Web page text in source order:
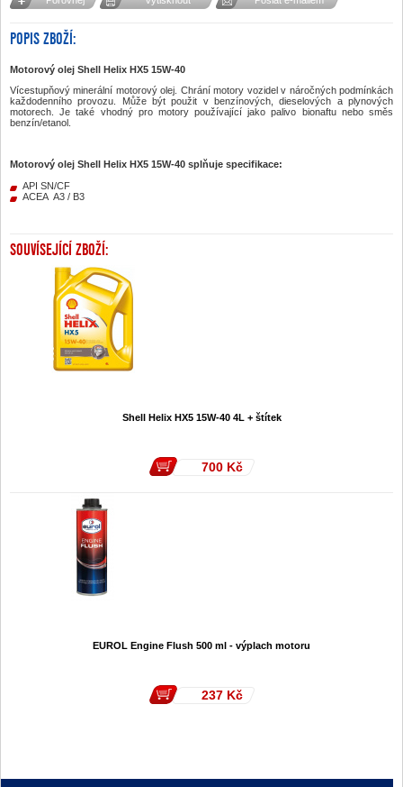
POPIS ZBOŽÍ:
Motorový olej Shell Helix HX5 15W-40
Vícestupňový minerální motorový olej. Chrání motory vozidel v náročných podmínkách
každodenního provozu. Může být použit v benzínových, dieselových a plynových
motorech. Je také vhodný pro motory používající jako palivo bionaftu nebo směs
benzín/etanol.
Motorový olej Shell Helix HX5 15W-40 splňuje specifikace:
API SN/CF
ACEA A3 / B3
SOUVÍSEJÍCÍ ZBOŽÍ:
Shell Helix HX5 15W-40 4L + štítek
700 Kč
EUROL Engine Flush 500 ml - výplach motoru
237 Kč